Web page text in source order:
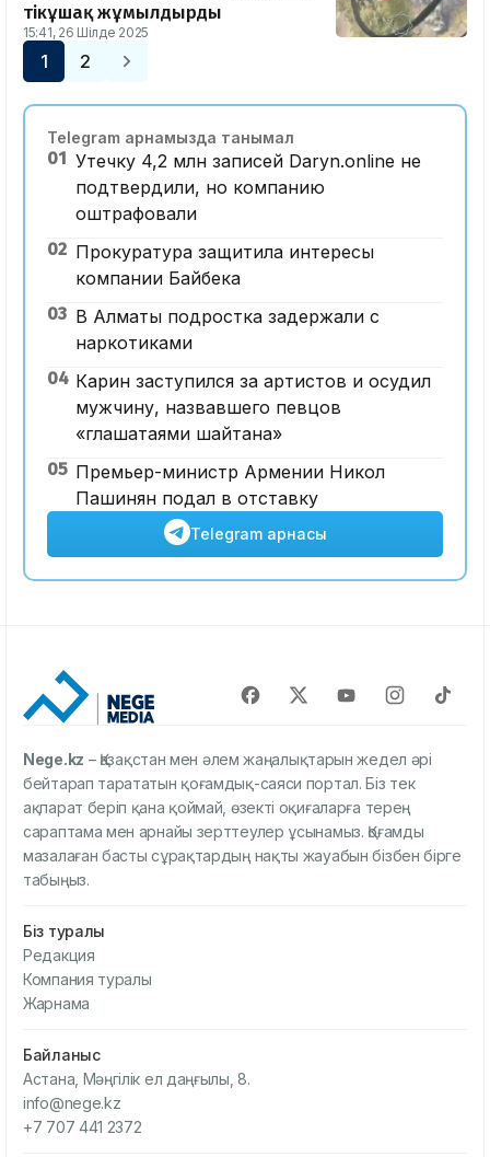
тікұшақ жұмылдырды
15:41, 26 Шілде 2025
1 2
Telegram арнамызда танымал
01 Утечку 4,2 млн записей Daryn.online не
подтвердили, но компанию
оштрафовали
02 Прокуратура защитила интересы
компании Байбека
03 В Алматы подростка задержали с
наркотиками
04 Карин заступился за артистов и осудил
мужчину, назвавшего певцов
«глашатаями шайтана»
05 Премьер-министр Армении Никол
Пашинян подал в отставку
Telegram арнасы
Nege.kz – Қазақстан мен әлем жаңалықтарын жедел әрі
бейтарап тарататын қоғамдық-саяси портал. Біз тек
ақпарат беріп қана қоймай, өзекті оқиғаларға терең
сараптама мен арнайы зерттеулер ұсынамыз. Қоғамды
мазалаған басты сұрақтардың нақты жауабын бізбен бірге
табыңыз.
Біз туралы
Редакция
Компания туралы
Жарнама
Байланыс
Астана, Мәңгілік ел даңғылы, 8.
info@nege.kz
+7 707 441 2372